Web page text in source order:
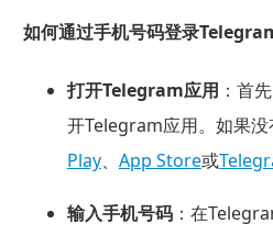
如何通过手机号码登录
打开Telegram应用 ：首
开Telegram应用。如果
Play、 App Store或
输入手机号码：在